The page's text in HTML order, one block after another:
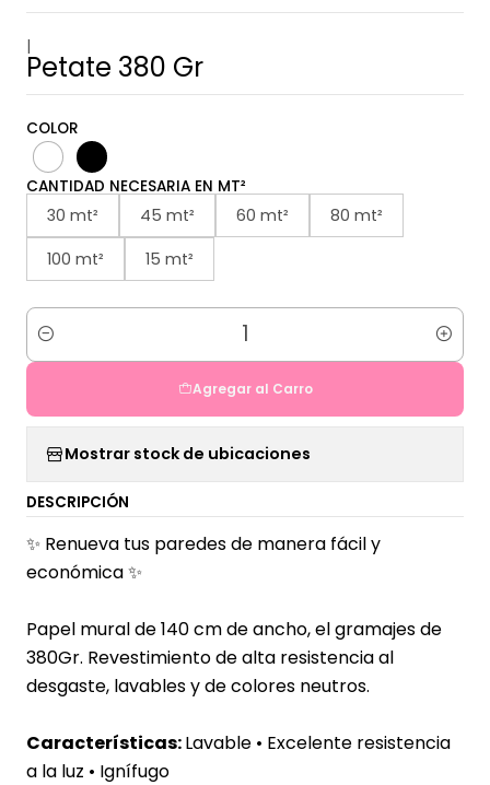
|
Petate 380 Gr
COLOR
CANTIDAD NECESARIA EN MT²
30 mt² 45 mt² 60 mt²
80 mt²
100 mt²
15 mt²
Cantidad
Agregar al Carro
Mostrar stock de ubicaciones
DESCRIPCIÓN
✨ Renueva tus paredes de manera fácil y
económica ✨
Papel mural de 140 cm de ancho, el gramajes de
380Gr. Revestimiento de alta resistencia al
desgaste, lavables y de colores neutros.
Características:Lavable • Excelente resistencia
a la luz • Ignífugo